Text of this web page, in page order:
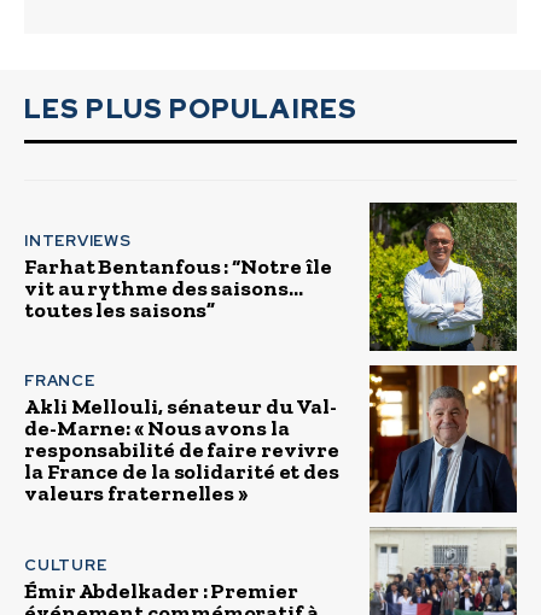
LES PLUS POPULAIRES
INTERVIEWS
Farhat Bentanfous : “Notre île
vit au rythme des saisons…
toutes les saisons”
FRANCE
Akli Mellouli, sénateur du Val-
de-Marne: « Nous avons la
responsabilité de faire revivre
la France de la solidarité et des
valeurs fraternelles »
CULTURE
Émir Abdelkader : Premier